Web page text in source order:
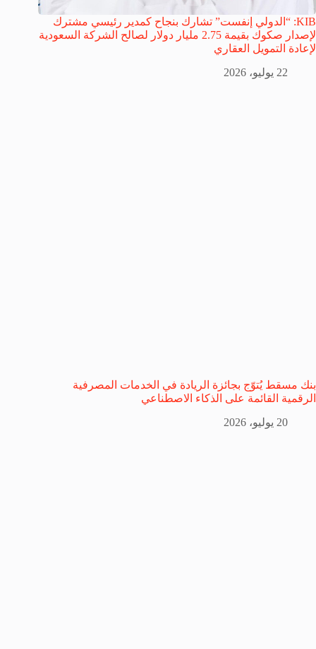
KIB: “الدولي إنفست” تشارك بنجاح كمدير رئيسي مشترك
لإصدار صكوك بقيمة 2.75 مليار دولار لصالح الشركة السعودية
لإعادة التمويل العقاري
22 يوليو، 2026
بنك مسقط يُتوّج بجائزة الريادة في الخدمات المصرفية
الرقمية القائمة على الذكاء الاصطناعي
20 يوليو، 2026